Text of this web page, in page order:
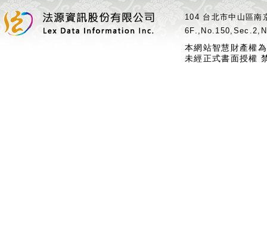
104 台北市中山區
本網站智慧財產權
未經正式書面授權